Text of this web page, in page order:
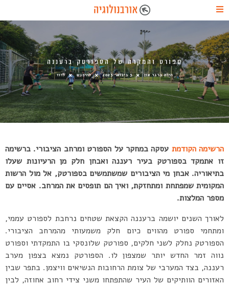
ספורט והמקרה של הספורטק ברעננה
הילה ברגר און 5 בינואר 2025 להיפגש לזוז
הרשימה הקודמת עסקה במחקר על הספורט ומרחב הציבורי. ברשימה
זו אתמקד בספורטק בעיר רעננה ואבחן חלק מן הרעיונות שעלו
בתיאוריה. אבחן מי הציבורים שמשתמשים בספורטק, אל מול הרשות
המקומית שמפתחת ומתחזקת, ואיך הם תופסים את המרחב. אסיים עם
מספר המלצות.
לאורך השנים יושמה ברעננה הקצאת שטחים נרחבת לספורט עממי,
ומתחמי ספורט מהווים כיום חלק משמעותי מהמרחב הציבורי.
הספורטק נחלק לשני חלקים, ספורטק שלונסקי בו התמקדתי וספורט
נווה זמר החדש יותר שמצפון לו. הספורטק נמצא בצפון מערב
רעננה, בצד המערבי של צומת הרחובות הנשיאים וויצמן. בתפר שבין
האזורים הוותיקים של העיר שהתפתחו משני צידי רחוב אחוזה, לבין